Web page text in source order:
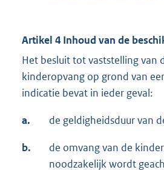
Artikel 4 Inhoud van de
Het besluit tot vaststelling van
kinderopvang op grond van
indicatie bevat in ieder geval:
a. de geldigheidsduur van
b.
de omvang van de
noodzakelijk wordt